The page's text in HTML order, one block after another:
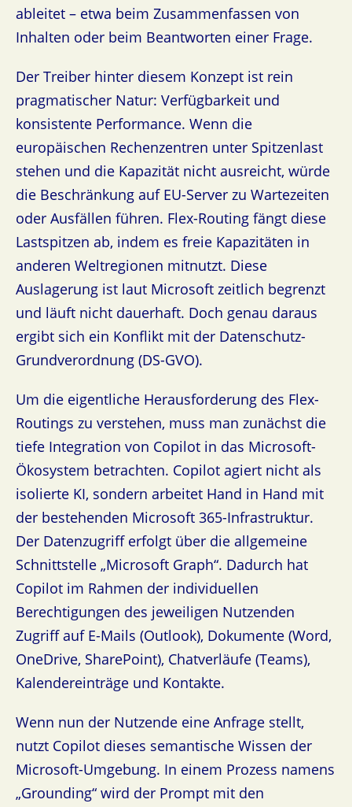
ableitet – etwa beim Zusammenfassen von
Inhalten oder beim Beantworten einer Frage.
Der Treiber hinter diesem Konzept ist rein
pragmatischer Natur: Verfügbarkeit und
konsistente Performance. Wenn die
europäischen Rechenzentren unter Spitzenlast
stehen und die Kapazität nicht ausreicht, würde
die Beschränkung auf EU-Server zu Wartezeiten
oder Ausfällen führen. Flex-Routing fängt diese
Lastspitzen ab, indem es freie Kapazitäten in
anderen Weltregionen mitnutzt. Diese
Auslagerung ist laut Microsoft zeitlich begrenzt
und läuft nicht dauerhaft. Doch genau daraus
ergibt sich ein Konflikt mit der Datenschutz-
Grundverordnung (DS-GVO).
Um die eigentliche Herausforderung des Flex-
Routings zu verstehen, muss man zunächst die
tiefe Integration von Copilot in das Microsoft-
Ökosystem betrachten. Copilot agiert nicht als
isolierte KI, sondern arbeitet Hand in Hand mit
der bestehenden Microsoft 365-Infrastruktur.
Der Datenzugriff erfolgt über die allgemeine
Schnittstelle „Microsoft Graph“. Dadurch hat
Copilot im Rahmen der individuellen
Berechtigungen des jeweiligen Nutzenden
Zugriff auf E-Mails (Outlook), Dokumente (Word,
OneDrive, SharePoint), Chatverläufe (Teams),
Kalendereinträge und Kontakte.
Wenn nun der Nutzende eine Anfrage stellt,
nutzt Copilot dieses semantische Wissen der
Microsoft-Umgebung. In einem Prozess namens
„Grounding“ wird der Prompt mit den